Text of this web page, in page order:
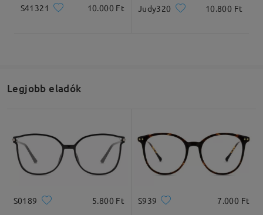
S41321 10.000 Ft Judy320 10.800 Ft
Legjobb eladók
S0189 5.800 Ft S939 7.000 Ft